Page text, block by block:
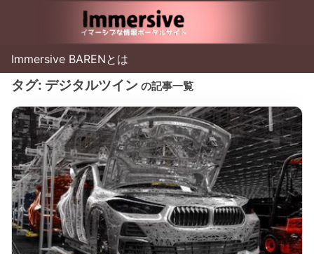
Immersive BARENとは
タグ: デジタルツイン の記事一覧